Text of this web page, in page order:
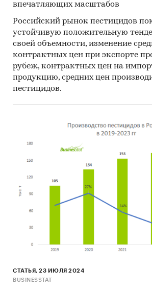
впечатляющих масштабов
Российский рынок пестицидов
устойчивую положительную
своей объемности, изменение
контрактных цен при экспорте
рубеж, контрактных цен на
продукцию, средних цен
пестицидов.
СТАТЬЯ, 23 ИЮЛЯ 2024
BUSINESSTAT